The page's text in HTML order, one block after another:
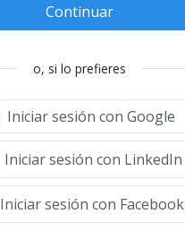
Continuar
o, si lo prefieres
Iniciar sesión con Google
Iniciar sesión con LinkedIn
Iniciar sesión con Facebook